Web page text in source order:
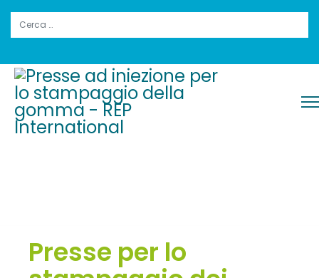
Cerca
Presse per lo